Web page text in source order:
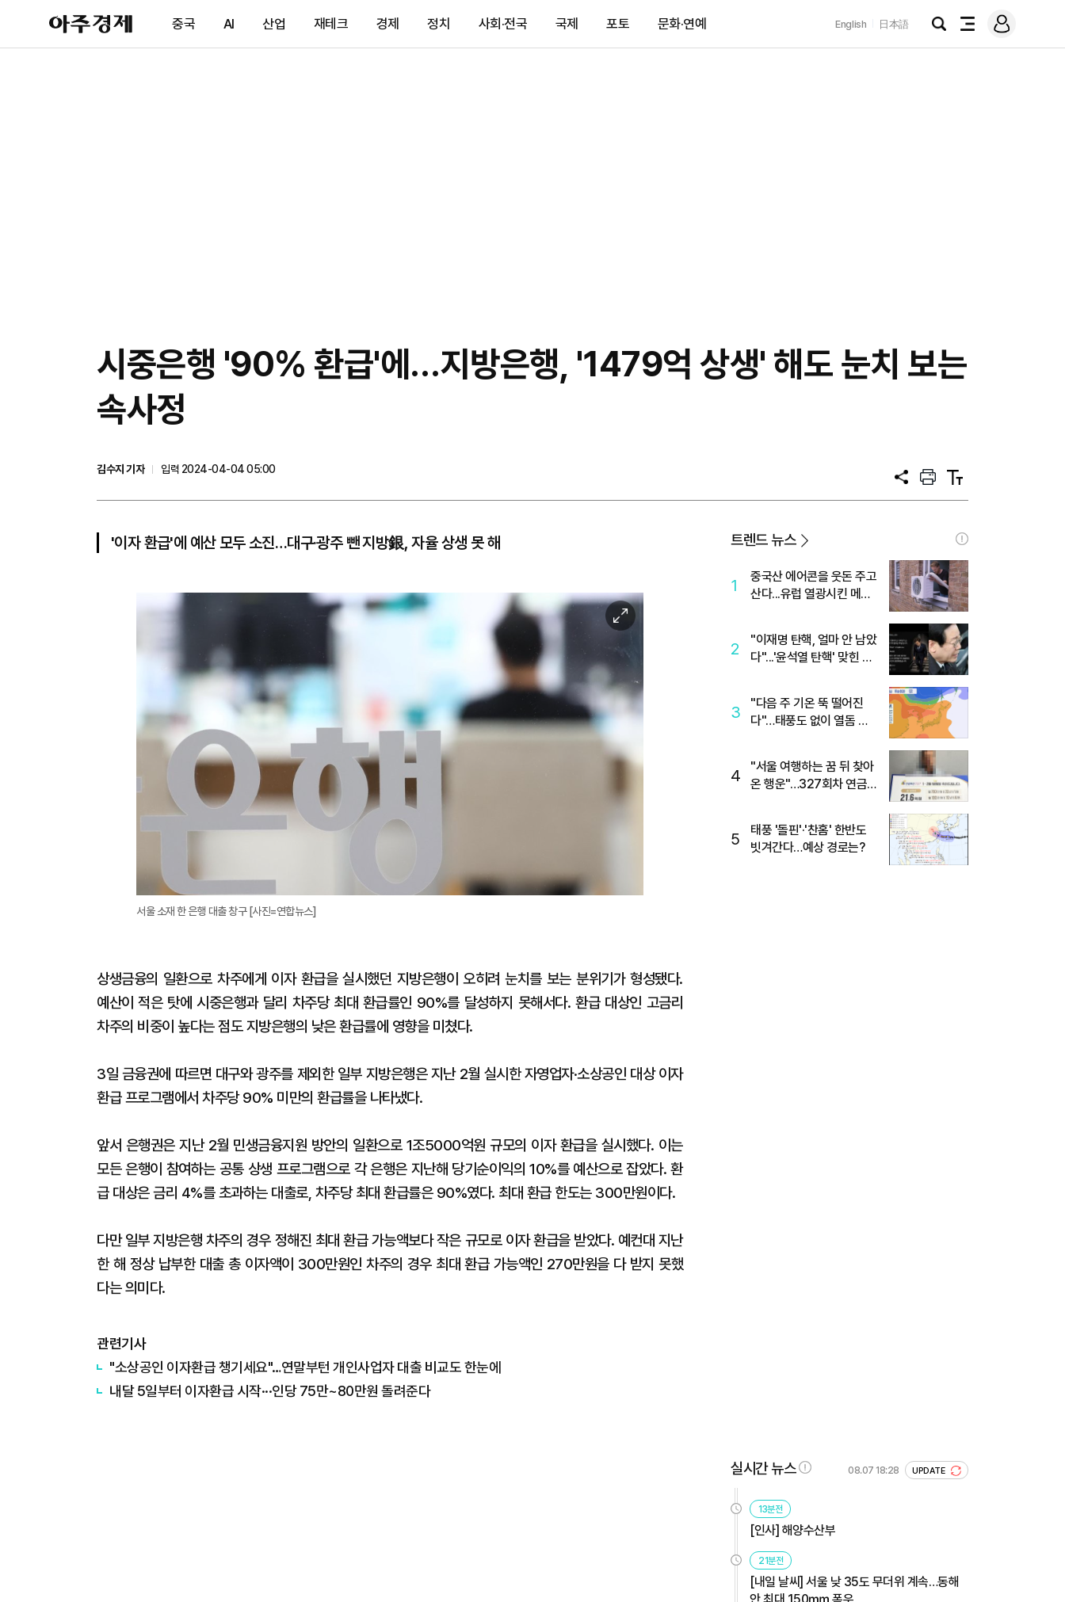
아
주
제
중국 AI 산업 재테크 경제 정치 사회·전국 국제 포토 문화·연예 English 日本語
검
전
메
그
시중은행 '90% 환급'에…지방은행, '1479억 상생' 해도 눈치 보는
속사정
김수지 기자
입력 2024-04-04 05:00
공
프
트
텍
트
'이자 환급'에 예산 모두 소진…대구·광주 뺀 지방銀, 자율 상생 못 해
이
미
확
대
서울 소재 한 은행 대출 창구 [사진=연합뉴스]
상생금융의 일환으로 차주에게 이자 환급을 실시했던 지방은행이 오히려 눈치를 보는 분위기가 형성됐다.
예산이 적은 탓에 시중은행과 달리 차주당 최대 환급률인 90%를 달성하지 못해서다. 환급 대상인 고금리
차주의 비중이 높다는 점도 지방은행의 낮은 환급률에 영향을 미쳤다.
3일 금융권에 따르면 대구와 광주를 제외한 일부 지방은행은 지난 2월 실시한 자영업자·소상공인 대상 이자
환급 프로그램에서 차주당 90% 미만의 환급률을 나타냈다.
앞서 은행권은 지난 2월 민생금융지원 방안의 일환으로 1조5000억원 규모의 이자 환급을 실시했다. 이는
모든 은행이 참여하는 공통 상생 프로그램으로 각 은행은 지난해 당기순이익의 10%를 예산으로 잡았다. 환
급 대상은 금리 4%를 초과하는 대출로, 차주당 최대 환급률은 90%였다. 최대 환급 한도는 300만원이다.
다만 일부 지방은행 차주의 경우 정해진 최대 환급 가능액보다 작은 규모로 이자 환급을 받았다. 예컨대 지난
한 해 정상 납부한 대출 총 이자액이 300만원인 차주의 경우 최대 환급 가능액인 270만원을 다 받지 못했
다는 의미다.
관련기사
"소상공인 이자환급 챙기세요"…연말부턴 개인사업자 대출 비교도 한눈에
내달 5일부터 이자환급 시작···인당 75만~80만원 돌려준다
트렌드 뉴스
1
중국산 에어콘을 웃돈 주고
산다...유럽 열광시킨 메이
2
"이재명 탄핵, 얼마 안 남았
다"...'윤석열 탄핵' 맞힌 무
3
"다음 주 기온 뚝 떨어진
다"…태풍도 없이 열돔 박
4
"서울 여행하는 꿈 뒤 찾아
온 행운"…327회차 연금
5
태풍 '돌핀'·'찬홈' 한반도
빗겨간다…예상 경로는?
실시간 뉴스 08.07 18:28 UPDATE
13분전
[인사] 해양수산부
21분전
[내일 날씨] 서울 낮 35도 무더위 계속…동해